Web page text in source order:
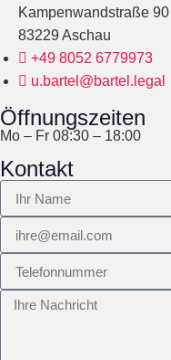
Kampenwandstraße 90
83229 Aschau
+49 8052 6779973
u.bartel@bartel.legal
Öffnungszeiten
Mo – Fr 08:30 – 18:00
Kontakt